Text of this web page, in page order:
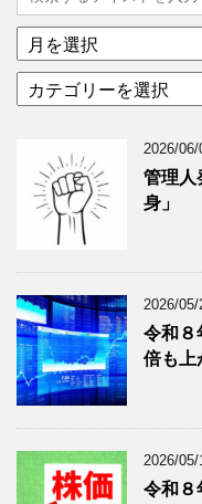
ア
ー
イ
グ
記
事
を
表
示
テ
ー
グ
記
事
を
表
示
2026/06/
管理人
身」
2026/05/
令和
倍も上
2026/05/
令和